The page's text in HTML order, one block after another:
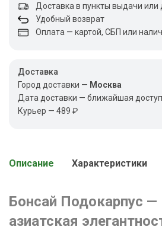
Доставка в пункты выдачи или
Удобный возврат
Оплата — картой, СБП или
Доставка
Город доставки — Москва
Дата доставки — ближайшая
Курьер — 489 ₽
Описание Характеристики
Бонсай Подокарпус —
азиатская